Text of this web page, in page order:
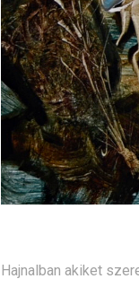
Hajnalban akiket